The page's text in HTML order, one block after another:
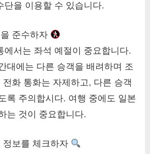
단을 이용할 수 있습니다.
준수하자
에서는 좌석 예절이 중요합니다.
대에는 다른 승객을 배려하며 조
화 통화는 자제하고, 다른 승객
록 주의합시다. 여행 중에도 일본
는 것이 중요합니다.
정보를 체크하자